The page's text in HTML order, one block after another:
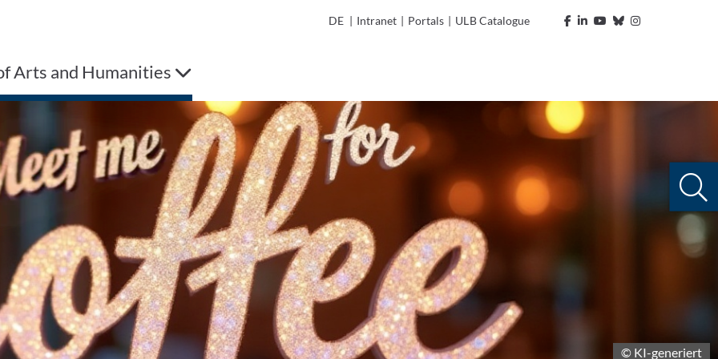
DE | Intranet | Portals | ULB Catalogue
Arts and Humanities
© KI-generiert